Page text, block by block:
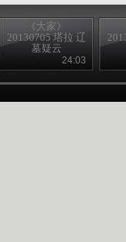
《大家》
20130705 塔拉 辽
墓疑云
24:03